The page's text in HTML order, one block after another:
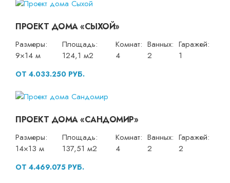
ПРОЕКТ ДОМА «СЫХОЙ»
Размеры:
9×14 м
Площадь:
124,1 м2
Комнат:
4
Ванных:
2
Гаражей:
1
ОТ 4.033.250 РУБ.
ПРОЕКТ ДОМА «САНДОМИР»
Размеры:
14×13 м
Площадь:
137,51 м2
Комнат:
4
Ванных:
2
Гаражей:
2
ОТ 4.469.075 РУБ.